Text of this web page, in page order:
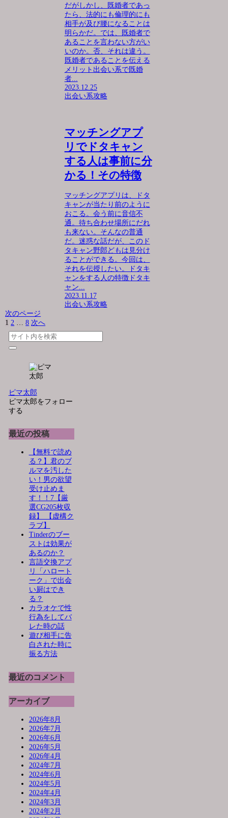
だがしかし、既婚者であっ
たら、法的にも倫理的にも
相手が及び腰になることは
明らかだ。では、既婚者で
あることを言わない方がい
いのか。否、それは違う。
既婚者であることを伝える
メリット出会い系で既婚
者...
2023.12.25
出会い系攻略
マッチングアプ
リでドタキャン
する人は事前に分
かる！その特徴
マッチングアプリは、ドタ
キャンが当たり前のように
おこる。会う前に音信不
通。待ち合わせ場所にだれ
も来ない。そんなの普通
だ。迷惑な話だが、このド
タキャン野郎どもは見分け
ることができる。今回は、
それを伝授したい。ドタキ
ャンをする人の特徴ドタキ
ャン...
2023.11.17
出会い系攻略
次のページ
1 2 … 8 次へ
ピマ太郎
ピマ太郎をフォロー
する
最近の投稿
【無料で読め
る？】君のブ
ルマを汚した
い！男の欲望
受け止めま
す！！7【厳
選CG205枚収
録】 【虚構ク
ラブ】
Tinderのブー
ストは効果が
あるのか？
言語交換アプ
リ「ハロート
ーク」で出会
い厨はでき
る？
カラオケで性
行為をしてバ
レた時の話
遊び相手に告
白された時に
振る方法
最近のコメント
アーカイブ
2026年8月
2026年7月
2026年6月
2026年5月
2026年4月
2024年7月
2024年6月
2024年5月
2024年4月
2024年3月
2024年2月